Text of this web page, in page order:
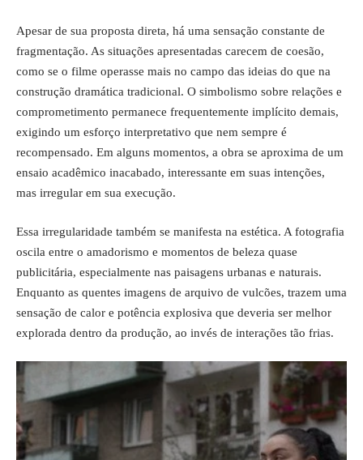
Apesar de sua proposta direta, há uma sensação constante de
fragmentação. As situações apresentadas carecem de coesão,
como se o filme operasse mais no campo das ideias do que na
construção dramática tradicional. O simbolismo sobre relações e
comprometimento permanece frequentemente implícito demais,
exigindo um esforço interpretativo que nem sempre é
recompensado. Em alguns momentos, a obra se aproxima de um
ensaio acadêmico inacabado, interessante em suas intenções,
mas irregular em sua execução.
Essa irregularidade também se manifesta na estética. A fotografia
oscila entre o amadorismo e momentos de beleza quase
publicitária, especialmente nas paisagens urbanas e naturais.
Enquanto as quentes imagens de arquivo de vulcões, trazem uma
sensação de calor e potência explosiva que deveria ser melhor
explorada dentro da produção, ao invés de interações tão frias.